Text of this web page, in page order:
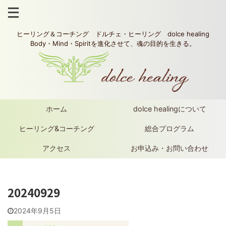
ヒーリング＆コーチング ドルチェ・ヒーリング dolce healing
Body・Mind・Spiritを進化させて、魂の目的を生きる。
ホーム dolce healingについて
ヒーリング&コーチング 総合プログラム
アクセス お申込み・お問い合わせ
20240929
2024年9月5日